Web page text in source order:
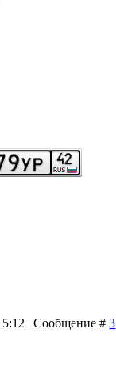
| Сообщение #3